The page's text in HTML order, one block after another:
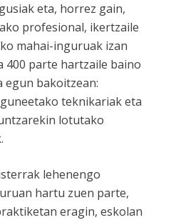
eta, horrez gain,
profesional, ikertzaile
mahai-inguruak izan
400 parte hartzaile baino
egun bakoitzean:
teknikariak eta
lotutako
lehenengo
hartu zuen parte,
eragin, eskolan